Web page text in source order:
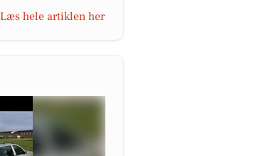
Læs hele artiklen her